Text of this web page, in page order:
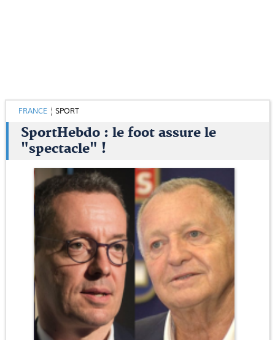
FRANCE SPORT
SportHebdo : le foot assure le
"spectacle" !